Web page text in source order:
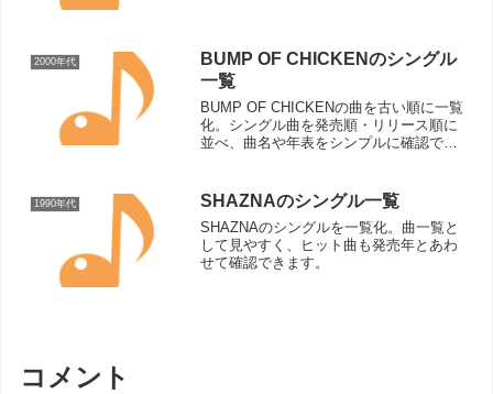
2000年代
BUMP OF CHICKENのシングル
一覧
BUMP OF CHICKENの曲を古い順に一覧
化。シングル曲を発売順・リリース順に
並べ、曲名や年表をシンプルに確認でき
1990年代 SHAZNAのシングル一覧
SHAZNAのシングルを一覧化。曲一覧と
して見やすく、ヒット曲も発売年とあわ
せて確認できます。
コメント